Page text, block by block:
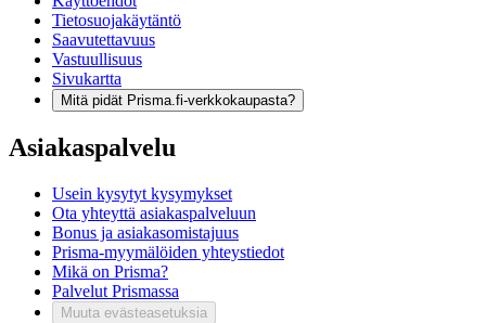
Tietosuojakäytäntö
Saavutettavuus
Vastuullisuus
Sivukartta
Mitä pidät Prisma.fi-verkkokaupasta?
Asiakaspalvelu
Usein kysytyt kysymykset
Ota yhteyttä asiakaspalveluun
Bonus ja asiakasomistajuus
Prisma-myymälöiden yhteystiedot
Mikä on Prisma?
Palvelut Prismassa
Muuta evästeasetuksia